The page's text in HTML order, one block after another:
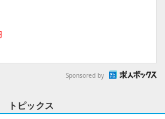
Sponsored by
トピックス